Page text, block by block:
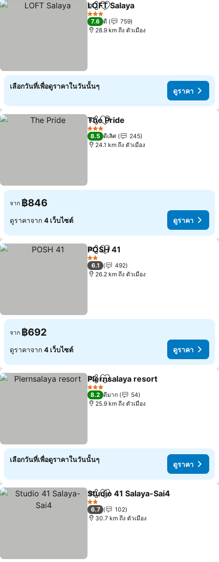
แชร์ เพิ่มในรายการโปรด
LOFT Salaya
3 ดาว
7.6 ดี
759
28.9 km ถึง ตัวเมือง
เลือกวันที่เพื่อดูราคาในวันนั้นๆ
ดูราคา
แชร์ เพิ่มในรายการโปรด
The Pride
3 ดาว
8.5 ดีเลิศ
245
24.1 km ถึง ตัวเมือง
จาก ฿846
ดูราคาจาก 4 เว็บไซต์ ดูราคา
แชร์ เพิ่มในรายการโปรด
POSH 41
2 ดาว
6.1
492
26.2 km ถึง ตัวเมือง
จาก ฿692
ดูราคาจาก 4 เว็บไซต์ ดูราคา
แชร์ เพิ่มในรายการโปรด
Plernsalaya resort
3 ดาว
8.2 ดีมาก
54
25.9 km ถึง ตัวเมือง
เลือกวันที่เพื่อดูราคาในวันนั้นๆ
ดูราคา
แชร์ เพิ่มในรายการโปรด
Studio 41 Salaya-Sai4
2 ดาว
6.7
102
30.7 km ถึง ตัวเมือง